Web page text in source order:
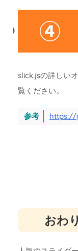
slick.jsの詳しい
覧ください。
https://
おわ